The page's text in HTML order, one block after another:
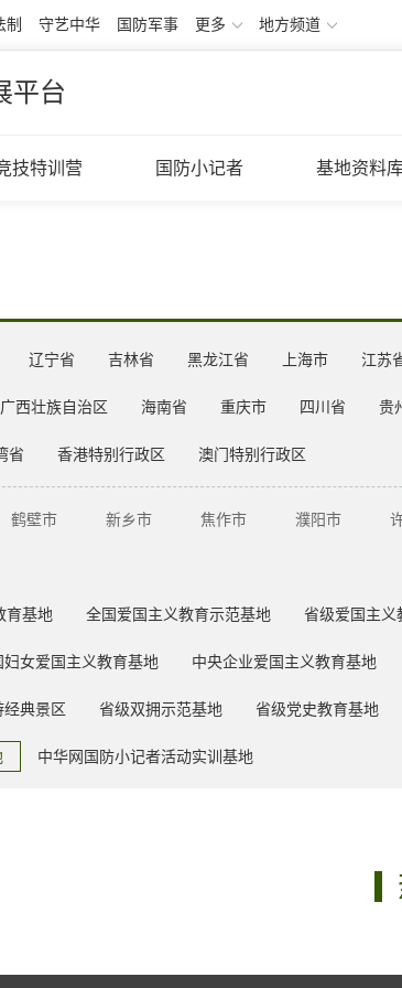
制 守艺中华 国防军事 更多 地方频道
平台
技特训营 国防小记者 基地资料
辽宁省 吉林省 黑龙江省 上海市 江苏
广西壮族自治区 海南省 重庆市 四川省 贵
省 香港特别行政区 澳门特别行政区
鹤壁市 新乡市 焦作市 濮阳市
育基地 全国爱国主义教育示范基地 省级爱国主义
妇女爱国主义教育基地 中央企业爱国主义教育基地
典景区 省级双拥示范基地 省级党史教育基地
中华网国防小记者活动实训基地